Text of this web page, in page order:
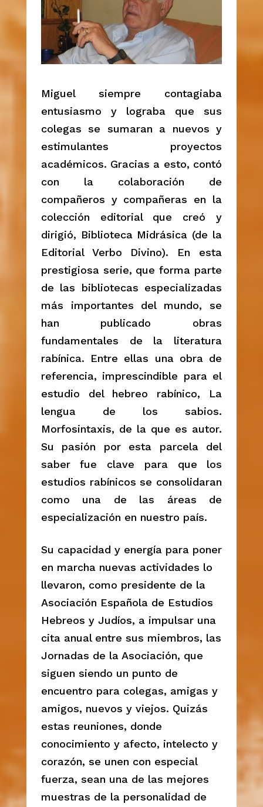
Miguel siempre contagiaba
entusiasmo y lograba que sus
colegas se sumaran a nuevos y
estimulantes proyectos
académicos. Gracias a esto, contó
con la colaboración de
compañeros y compañeras en la
colección editorial que creó y
dirigió, Biblioteca Midrásica (de la
Editorial Verbo Divino). En esta
prestigiosa serie, que forma parte
de las bibliotecas especializadas
más importantes del mundo, se
han publicado obras
fundamentales de la literatura
rabínica. Entre ellas una obra de
referencia, imprescindible para el
estudio del hebreo rabínico, La
lengua de los sabios.
Morfosintaxis, de la que es autor.
Su pasión por esta parcela del
saber fue clave para que los
estudios rabínicos se consolidaran
como una de las áreas de
especialización en nuestro país.
Su capacidad y energía para poner
en marcha nuevas actividades lo
llevaron, como presidente de la
Asociación Española de Estudios
Hebreos y Judíos, a impulsar una
cita anual entre sus miembros, las
Jornadas de la Asociación, que
siguen siendo un punto de
encuentro para colegas, amigas y
amigos, nuevos y viejos. Quizás
estas reuniones, donde
conocimiento y afecto, intelecto y
corazón, se unen con especial
fuerza, sean una de las mejores
muestras de la personalidad de